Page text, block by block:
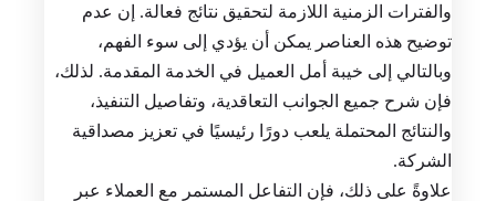
والفترات الزمنية اللازمة لتحقيق نتائج فعالة. إن عدم
توضيح هذه العناصر يمكن أن يؤدي إلى سوء الفهم،
وبالتالي إلى خيبة أمل العميل في الخدمة المقدمة. لذلك،
فإن شرح جميع الجوانب التعاقدية، وتفاصيل التنفيذ،
والنتائج المحتملة يلعب دورًا رئيسيًا في تعزيز مصداقية
الشركة.
علاوةً على ذلك، فإن التفاعل المستمر مع العملاء عبر